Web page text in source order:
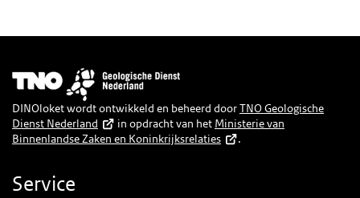
Afbeelding
DINOloket wordt ontwikkeld en beheerd doorTNO Geologische
Dienst Nederland
in opdracht van het Ministerie van
Binnenlandse Zaken en Koninkrijksrelaties
.
Service